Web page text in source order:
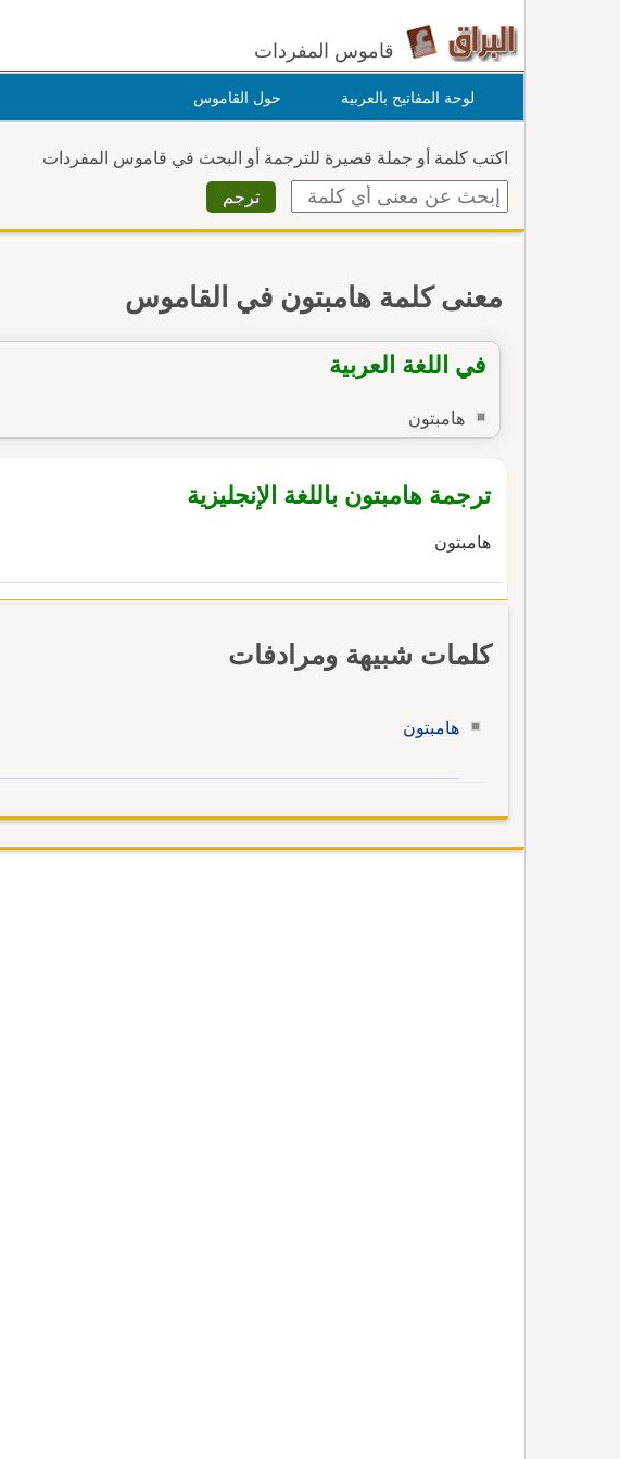
قاموس المفردات
لوحة المفاتيح بالعربية حول القاموس
اكتب كلمة أو جملة قصيرة للترجمة أو البحث في قاموس المفردات
معنى كلمة هامبتون في القاموس
في اللغة العربية
هامبتون
ترجمة هامبتون باللغة الإنجليزية
هامبتون
كلمات شبيهة ومرادفات
هامبتون